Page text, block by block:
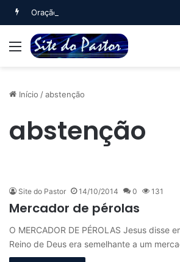
Oração Matinal (Salmo 5)
Menu
Início /abstenção
abstenção
Site do Pastor 14/10/2014 0 131
Mercador de pérolas
O MERCADOR DE PÉROLAS Jesus disse
Reino de Deus era semelhante a um